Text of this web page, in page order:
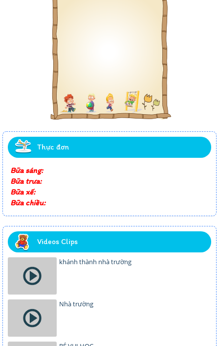
Thực đơn
Bữa sáng:
Bữa trưa:
Bữa xế:
Bữa chiều:
Videos Clips
khánh thành nhà trường
Nhà trường